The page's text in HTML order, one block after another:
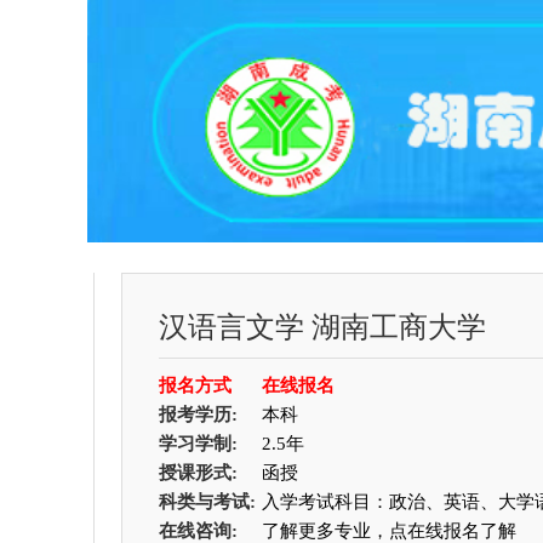
汉语言文学湖南工商大学
报名方式
在线报名
报考学历:
本科
学习学制:
2.5年
授课形式:
函授
科类与考试: 入学考试科目：政治、英语、大学
在线咨询:
了解更多专业，点在线报名了解